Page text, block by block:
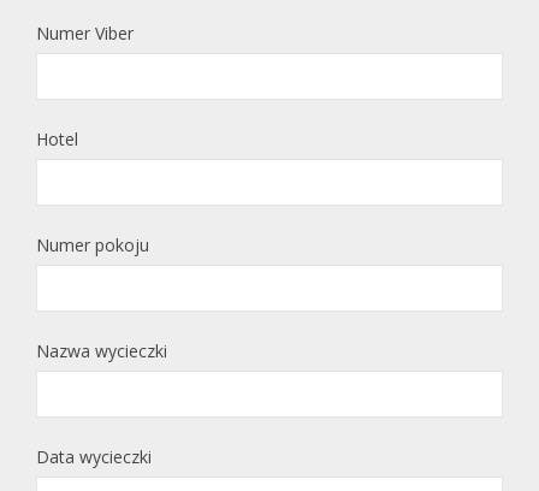
Numer Viber
Hotel
Numer pokoju
Nazwa wycieczki
Data wycieczki